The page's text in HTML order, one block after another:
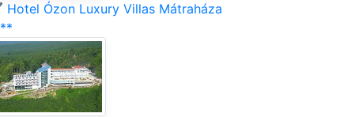
Ózon Luxury Villas Mátraháza